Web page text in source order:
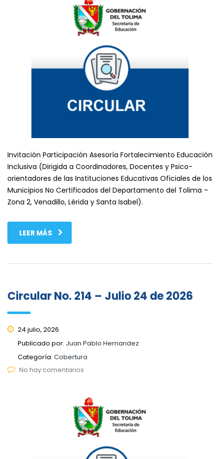
Invitación Participación Asesoría Fortalecimiento Educación
Inclusiva (Dirigida a Coordinadores, Docentes y Psico-
orientadores de las Instituciones Educativas Oficiales de los
Municipios No Certificados del Departamento del Tolima –
Zona 2, Venadillo, Lérida y Santa Isabel).
LEER MÁS
Circular No. 214 – Julio 24 de 2026
24 julio, 2026
Publicado por: Juan Pablo Hernandez
Categoría: Cobertura
No hay comentarios